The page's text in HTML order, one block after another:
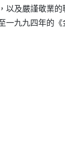
及嚴謹敬業
九九四年的